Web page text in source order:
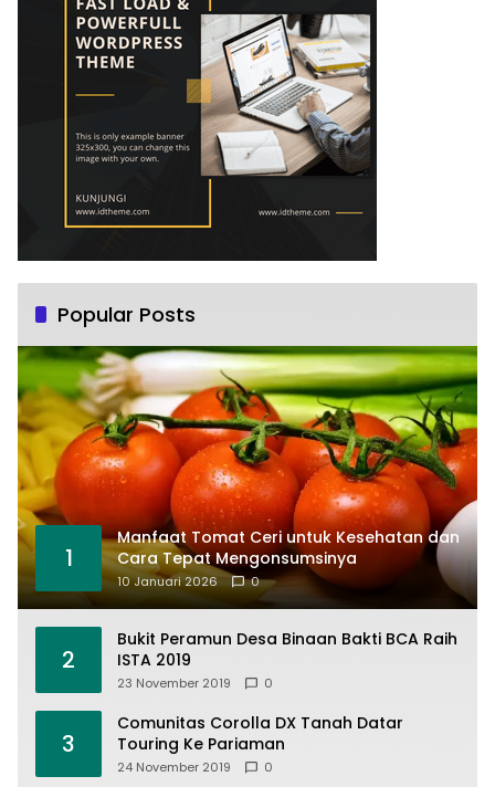
Popular Posts
1
Manfaat Tomat Ceri untuk Kesehatan dan
Cara Tepat Mengonsumsinya
10 Januari 2026 0
2
Bukit Peramun Desa Binaan Bakti BCA Raih
ISTA 2019
23 November 2019 0
3
Comunitas Corolla DX Tanah Datar
Touring Ke Pariaman
24 November 2019 0